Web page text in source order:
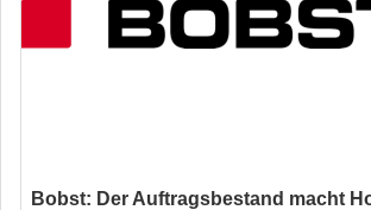
Bobst: Der Auftragsbestand macht